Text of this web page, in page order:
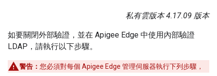
私有雲版本 4.17.09 版本
如要關閉外部驗證，並在 Apigee Edge 中使用內部驗證
LDAP，請執行以下步驟。
警告： 您必須對每個 Apigee Edge 管理伺服器執行下列步驟，